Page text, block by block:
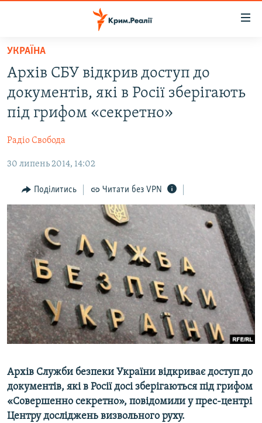
Перейти
основного
матеріалу
Перейти
до
основної
Перейти
пошуку
ВОДА.КРИМ
ВІДЕО ТА ФОТО
БЛОГИ
ПОГЛЯД
ІНТЕРВ'Ю
ВСЕ ЗА ДЕНЬ
СПЕЦПРОЕКТИ
ДЕПОРТАЦІЯ
ВІДЕОУРОКИ «ELIFBE»
СВІДЧЕННЯ ОКУПАЦІЇ
УКРАЇНСЬКА ПРОБЛЕМА КРИМУ
ІНФОГРАФІКА
ЯК ОБІЙТИ БЛОКУВАННЯ
Русский
Qırımtatar
ДОЛУЧАЙСЯ!
Усі сайти RFE/RL
УКРАЇНА
Архів СБУ відкрив доступ до
документів, які в Росії зберігають
під грифом «секретно»
Радіо Свобода
30 липень 2014, 14:02
Поділитись Читати без VPN
Архів Служби безпеки України відкриває доступ до
документів, які в Росії досі зберігаються під грифом
«Совершенно секретно», повідомили у прес-центрі
Центру досліджень визвольного руху.